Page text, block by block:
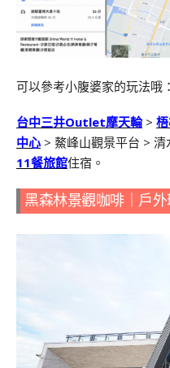
可以參考小腹婆家的玩法哦：
台中三井Outlet摩天輪>
中心 > 鰲峰山觀景平台 > 清
11餐旅館住宿。
黑森林景觀咖啡｜戶